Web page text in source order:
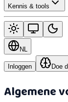
Kennis & tools
NL
Inloggen Doe
Algemene